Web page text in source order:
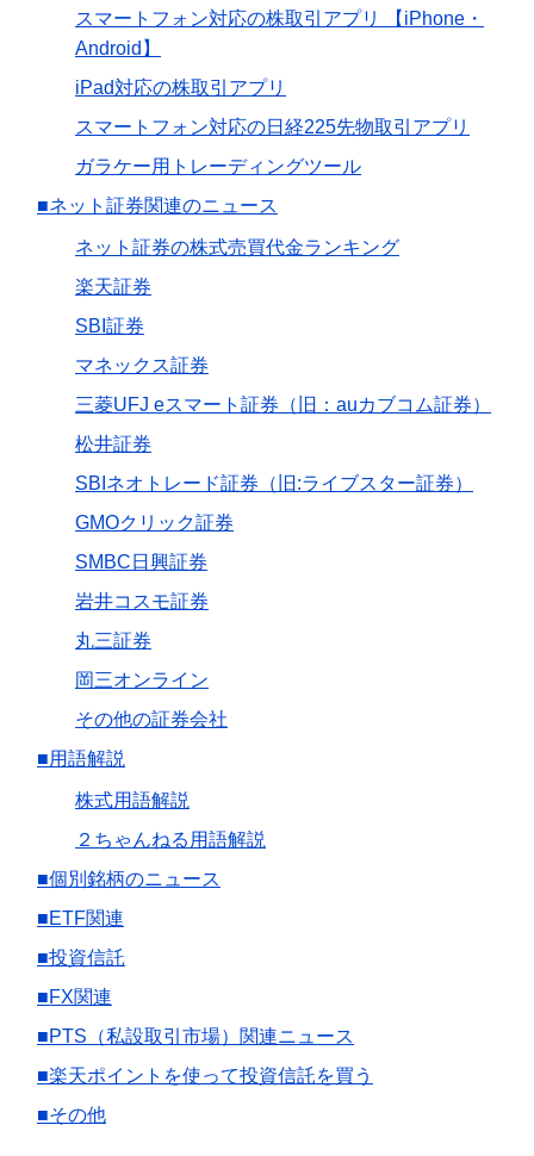
スマートフォン対応の株取引アプリ 【iPhone・
Android】
iPad対応の株取引アプリ
スマートフォン対応の日経225先物取引アプリ
ガラケー用トレーディングツール
■ネット証券関連のニュース
ネット証券の株式売買代金ランキング
楽天証券
SBI証券
マネックス証券
三菱UFJ eスマート証券（旧：auカブコム証券）
松井証券
SBIネオトレード証券（旧:ライブスター証券）
GMOクリック証券
SMBC日興証券
岩井コスモ証券
丸三証券
岡三オンライン
その他の証券会社
■用語解説
株式用語解説
２ちゃんねる用語解説
■個別銘柄のニュース
■ETF関連
■投資信託
■FX関連
■PTS（私設取引市場）関連ニュース
■楽天ポイントを使って投資信託を買う
■その他